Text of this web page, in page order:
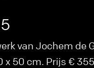
van Jochem de
x 50 cm. Prijs €